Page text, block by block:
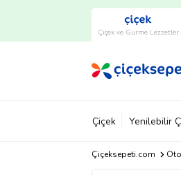
Çiçek ve Gurme Lezzetler
Çiçek Yenilebilir
Çiçeksepeti.com